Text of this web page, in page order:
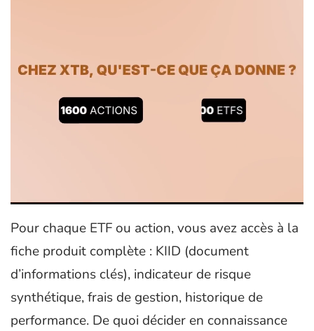
Pour chaque ETF ou action, vous avez accès à la
fiche produit complète : KIID (document
d’informations clés), indicateur de risque
synthétique, frais de gestion, historique de
performance. De quoi décider en connaissance